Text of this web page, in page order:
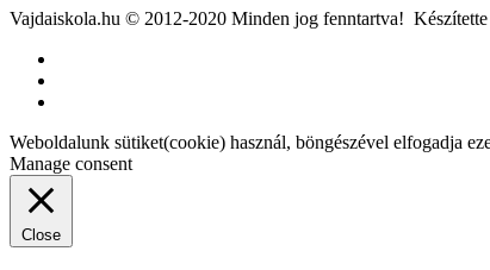
Vajdaiskola.hu © 2012-2020 Minden jog fenntartva!
Weboldalunk sütiket(cookie) használ, böngészével elfogadja
Manage consent
Close